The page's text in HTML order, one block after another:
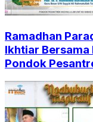
Ramadhan
Ikhtiar
Pondok